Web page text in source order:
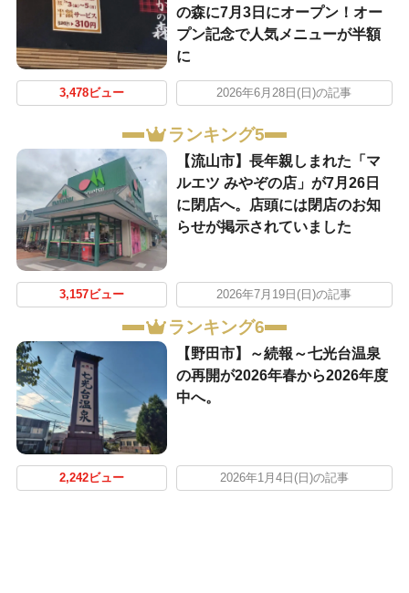
の森に7月3日にオープン！オー
プン記念で人気メニューが半額
に
3,478ビュー 2026年6月28日(日)の記事
ランキング5
【流山市】長年親しまれた「マ
ルエツ みやぞの店」が7月26日
に閉店へ。店頭には閉店のお知
らせが掲示されていました
3,157ビュー 2026年7月19日(日)の記事
ランキング6
【野田市】～続報～七光台温泉
の再開が2026年春から2026年度
中へ。
2,242ビュー 2026年1月4日(日)の記事